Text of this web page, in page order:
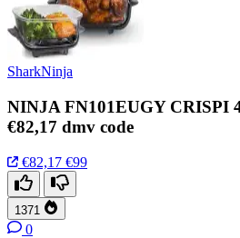
SharkNinja
NINJA FN101EUGY CRISPI
€82,17 dmv code
€82,17 €99
1371
0